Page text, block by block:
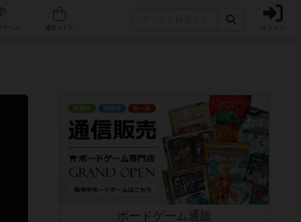
人気ボードゲーム ログイン
ボードゲーム通販